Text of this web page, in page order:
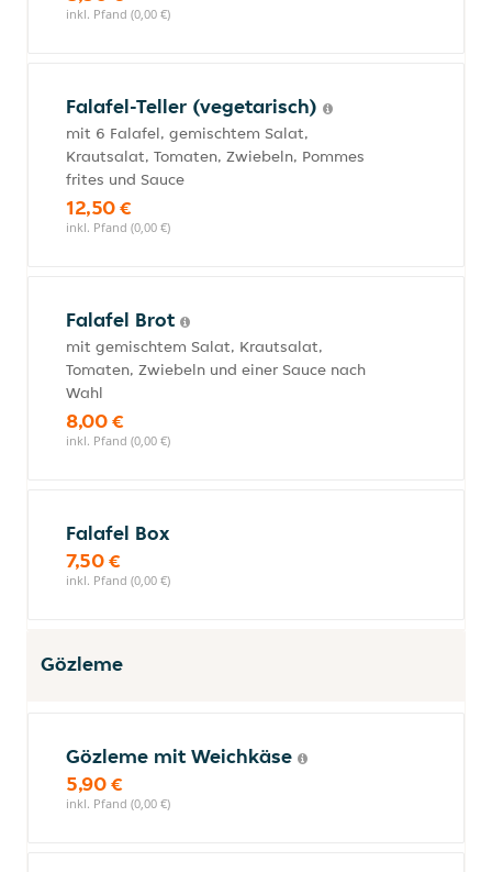
inkl. Pfand (0,00 €)
Falafel-Teller (vegetarisch)
mit 6 Falafel, gemischtem Salat,
Krautsalat, Tomaten, Zwiebeln, Pommes
frites und Sauce
12,50 €
inkl. Pfand (0,00 €)
Falafel Brot
mit gemischtem Salat, Krautsalat,
Tomaten, Zwiebeln und einer Sauce nach
Wahl
8,00 €
inkl. Pfand (0,00 €)
Falafel Box
7,50 €
inkl. Pfand (0,00 €)
Gözleme
Gözleme mit Weichkäse
5,90 €
inkl. Pfand (0,00 €)